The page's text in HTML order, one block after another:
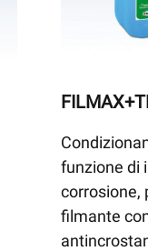
funzione di
corrosione,
filmante